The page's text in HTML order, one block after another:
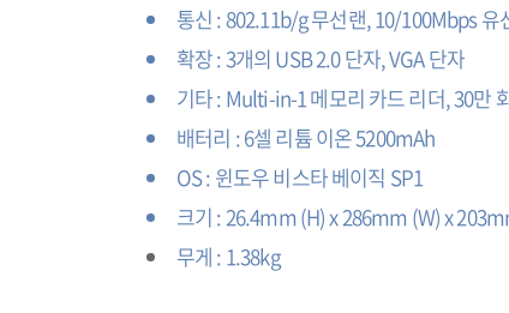
통신 : 802.11b/g 무선랜, 10/100Mbps 유
확장 : 3개의 USB 2.0 단자, VGA 단자
기타 : Multi-in-1 메모리 카드 리더, 30만
배터리 : 6셀 리튬 이온 5200mAh
OS : 윈도우 비스타 베이직 SP1
크기 : 26.4mm (H) x 286mm (W) x
무게 : 1.38kg